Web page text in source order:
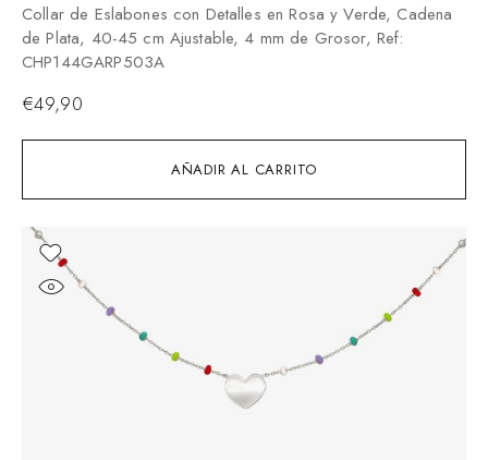
AÑADIR AL CARRITO
Collar de Eslabones con Detalles en Rosa y Verde, Cadena
de Plata, 40-45 cm Ajustable, 4 mm de Grosor, Ref:
CHP144GARP503A
€49,90